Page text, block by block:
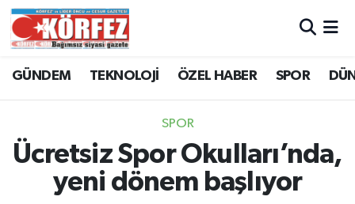
GÜNDEM TEKNOLOJİ ÖZEL HABER SPOR
SPOR
Ücretsiz Spor Okulları’nda,
yeni dönem başlıyor
Trafik Durumu
Süper Lig Puan Durumu ve Fikstür
Tüm Manşetler